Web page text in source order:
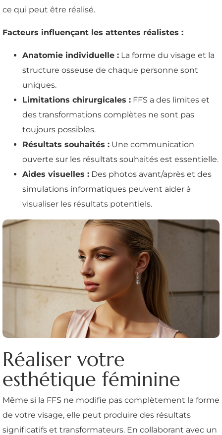
ce qui peut être réalisé.
Facteurs influençant les attentes réalistes :
Anatomie individuelle : La forme du visage et la
structure osseuse de chaque personne sont
uniques.
Limitations chirurgicales : FFS a des limites et
des transformations complètes ne sont pas
toujours possibles.
Résultats souhaités : Une communication
ouverte sur les résultats souhaités est essentielle.
Aides visuelles : Des photos avant/après et des
simulations informatiques peuvent aider à
visualiser les résultats potentiels.
Réaliser votre
esthétique féminine
Même si la FFS ne modifie pas complètement la forme
de votre visage, elle peut produire des résultats
significatifs et transformateurs. En collaborant avec un